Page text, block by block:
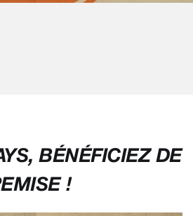
BÉNÉFICIEZ DE
!